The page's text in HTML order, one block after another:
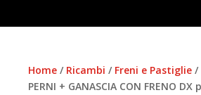
Home / Ricambi / Freni e Pastiglie /
PERNI + GANASCIA CON FRENO